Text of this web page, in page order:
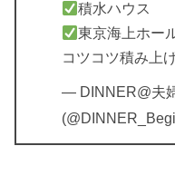
積水ハウス
東京海上ホー
コツコツ積み上
— DINNER@夫